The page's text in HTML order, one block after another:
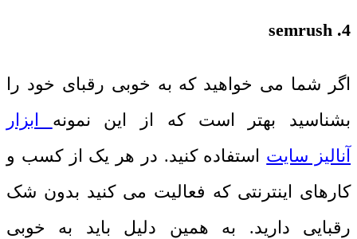
4.
semrush
اگر شما می خواهید که به خوبی رقبای خود را
بشناسید بهتر است که از این نمونه ابزار
آنالیز سایت استفاده کنید. در هر یک از کسب و
کارهای اینترنتی که فعالیت می کنید بدون شک
رقبایی دارید. به همین دلیل باید به خوبی